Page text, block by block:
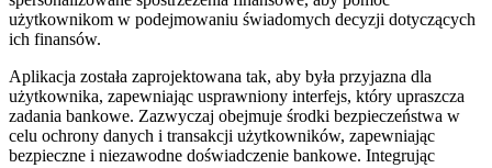
użytkownikom w podejmowaniu świadomych decyzji dotyczących
ich finansów.
Aplikacja została zaprojektowana tak, aby była przyjazna dla
użytkownika, zapewniając usprawniony interfejs, który upraszcza
zadania bankowe. Zazwyczaj obejmuje środki bezpieczeństwa w
celu ochrony danych i transakcji użytkowników, zapewniając
bezpieczne i niezawodne doświadczenie bankowe. Integrując